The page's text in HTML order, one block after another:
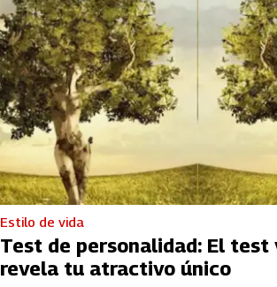
Estilo de vida
Test de personalidad: El test
revela tu atractivo único